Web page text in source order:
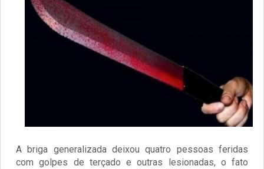
A briga generalizada deixou quatro pessoas feridas
com golpes de terçado e outras lesionadas, o fato